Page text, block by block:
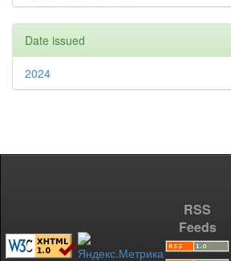
Date issued
2024
RSS
Feeds